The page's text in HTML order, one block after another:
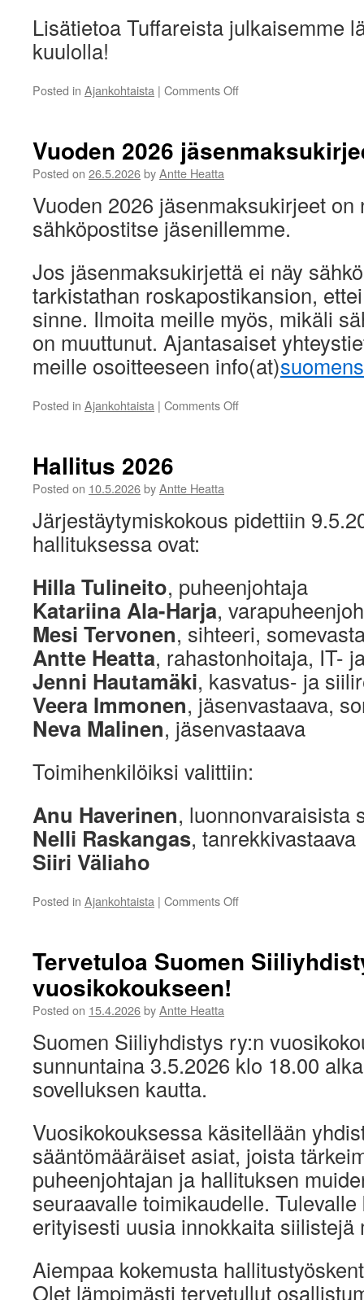
Lisätietoa Tuffareista julkaisemme
kuulolla!
Posted in Ajankohtaista | Comments Offon
DATE
Vuoden 2026
Posted on 26.5.2026byAntte Heatta
Vuoden 2026 jäsenmaksukirjeet on
sähköpostitse jäsenillemme.
Jos jäsenmaksukirjettä ei näy
tarkistathan roskapostikansion,
sinne. Ilmoita meille myös, mikäli
on muuttunut. Ajantasaiset
meille osoitteeseen info(at)
Posted in Ajankohtaista | Comments Offon
Hallitus 2026
Posted on 10.5.2026byAntte Heatta
Järjestäytymiskokous pidettiin
hallituksessa ovat:
Hilla Tulineito, puheenjohtaja
Katariina Ala-Harja,
Mesi Tervonen, sihteeri,
Antte Heatta, rahastonhoitaja, IT-
Jenni Hautamäki, kasvatus- ja
Veera Immonen, jäsenvastaava,
Neva Malinen, jäsenvastaava
Toimihenkilöiksi valittiin:
Anu Haverinen, luonnonvaraisista
Nelli Raskangas, tanrekkivastaava
Siiri Väliaho
Posted in Ajankohtaista | Comments Offon
Tervetuloa Suomen
vuosikokoukseen!
Posted on 15.4.2026byAntte Heatta
Suomen Siiliyhdistys ry:n
sunnuntaina 3.5.2026 klo 18.00
sovelluksen kautta.
Vuosikokouksessa käsitellään
sääntömääräiset asiat, joista
puheenjohtajan ja hallituksen
seuraavalle toimikaudelle.
erityisesti uusia innokkaita siilistejä
Aiempaa kokemusta
Olet lämpimästi tervetullut